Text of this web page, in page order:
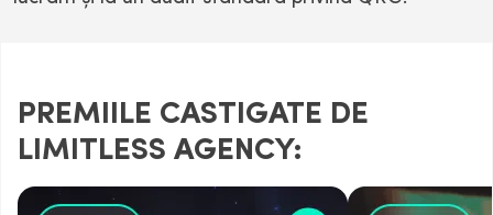
PREMIILE CASTIGATE DE
LIMITLESS AGENCY: